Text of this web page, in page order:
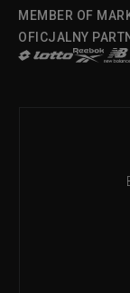
MEMBER OF
OFICJALNY